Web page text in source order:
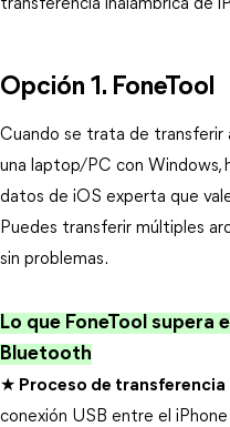
transferencia inalámbrica de
Opción 1. FoneTool
Cuando se trata de transferir
una laptop/PC con Windows,
datos de iOS experta que
Puedes transferir múltiples
sin problemas.
Lo que FoneTool supera
Bluetooth
★ Proceso de transferencia
conexión USB entre el